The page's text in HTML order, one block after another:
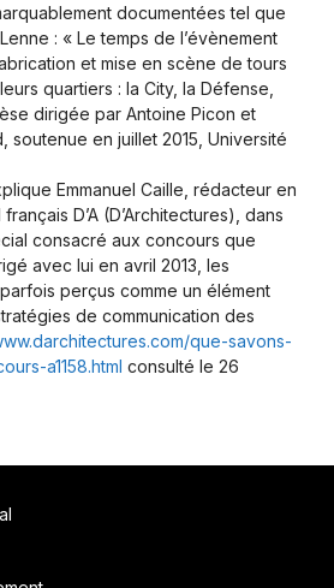
documentées tel que
: « Le temps de l’évènement
et mise en scène de tours
quartiers : la City, la Défense,
dirigée par Antoine Picon et
soutenue en juillet 2015, Université
Emmanuel Caille, rédacteur en
D’A (D’Architectures), dans
consacré aux concours que
avec lui en avril 2013, les
perçus comme un élément
de communication des
que-savons-
a1158.html consulté le 26